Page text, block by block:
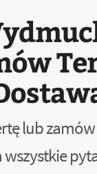
lub
wszystkie